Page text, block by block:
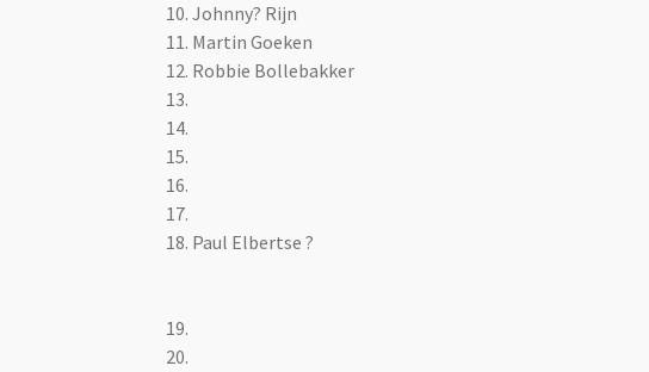
10. Johnny? Rijn
11. Martin Goeken
12. Robbie Bollebakker
13.
14.
15.
16.
17.
18. Paul Elbertse ?
19.
20.